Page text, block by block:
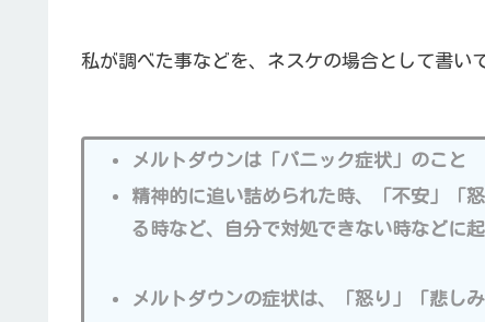
私が調べた事などを、ネスケの場合として書い
メルトダウンは「パニック症状」のこと
精神的に追い詰められた時、「不安」「
る時など、自分で対処できない時などに
メルトダウンの症状は、「怒り」「悲し